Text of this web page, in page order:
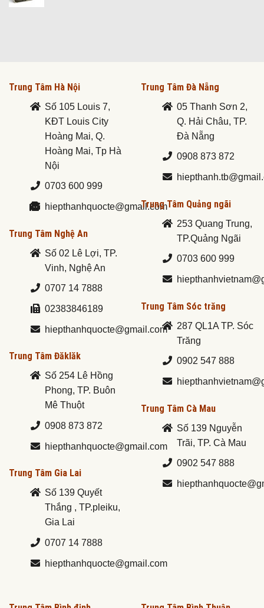
Trung Tâm Hà Nội
Số 105 Louis 7,
KĐT Louis City
Hoàng Mai, Q.
Hoàng Mai, Tp Hà
Nội
0703 600 999
hiepthanhquocte@gmail.com
Trung Tâm Nghệ An
Số 02 Lê Lợi, TP.
Vinh, Nghệ An
0707 14 7888
02383846189
hiepthanhquocte@gmail.com
Trung Tâm Đăklăk
Số 254 Lê Hồng
Phong, TP. Buôn
Mê Thuột
0908 873 872
hiepthanhquocte@gmail.com
Trung Tâm Gia Lai
Số 139 Quyết
Thắng , TP.pleiku,
Gia Lai
0707 14 7888
hiepthanhquocte@gmail.com
Trung Tâm Đà Nẵng
05 Thanh Sơn 2,
Q. Hải Châu, TP.
Đà Nẵng
0908 873 872
Trung Tâm Quảng ngãi
253 Quang Trung,
TP.Quảng Ngãi
0703 600 999
Trung Tâm Sóc trăng
287 QL1A TP. Sóc
Trăng
0902 547 888
Trung Tâm Cà Mau
Số 139 Nguyễn
Trãi, TP. Cà Mau
0902 547 888